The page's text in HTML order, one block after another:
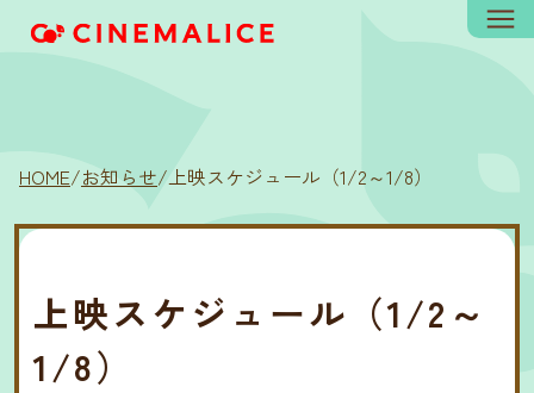
HOME/お知らせ/上映スケジュール（1/2～1/8）
上映スケジュール（1/2～
1/8）